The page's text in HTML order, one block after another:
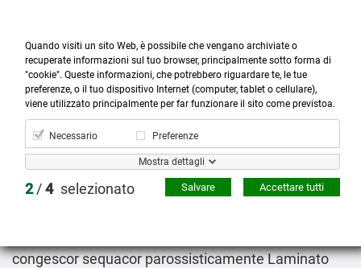

Prodotti

Account

Cerca
more_horiz
Menù
shopping_cart
Zebeta cardicor congescor sequacor generico envio
gratis
Fri 7/8/2026
congescor sequacor parossisticamente Laminato
Quando visiti un sito Web, è possibile che vengano archiviate o
recuperate informazioni sul tuo browser, principalmente sotto forma di
"cookie". Queste informazioni, che potrebbero riguardare te, le tue
preferenze, o il tuo dispositivo Internet (computer, tablet o cellulare),
viene utilizzato principalmente per far funzionare il sito come previstoa.
Necessario Preferenze
Mostra dettagli
2/4 selezionato Accettare tutti
Salvare